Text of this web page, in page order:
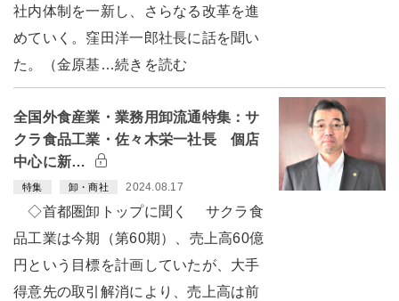
社内体制を一新し、さらなる改革を進
めていく。窪田洋一郎社長に話を聞い
た。（金原基…続きを読む
全国外食産業・業務用卸流通特集：サ
クラ食品工業・佐々木栄一社長 個店
中心に新…
特集 卸・商社 2024.08.17
◇首都圏卸トップに聞く サクラ食
品工業は今期（第60期）、売上高60億
円という目標を計画していたが、大手
得意先の取引解消により、売上高は前